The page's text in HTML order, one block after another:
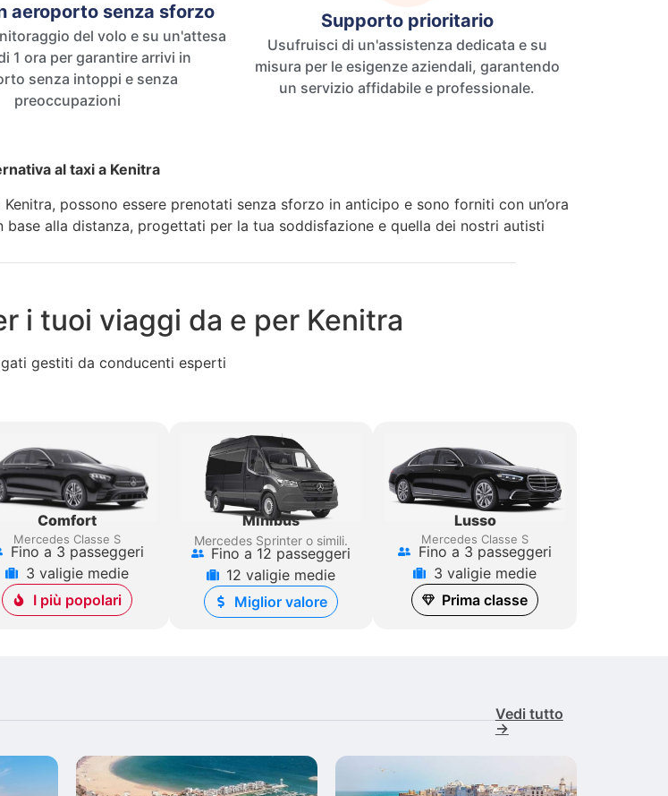
aeroporto senza sforzo
del volo e su un'attesa
1 ora per garantire arrivi in
senza intoppi e senza
preoccupazioni
Supporto prioritario
Usufruisci di un'assistenza dedicata e su
misura per le esigenze aziendali, garantendo
un servizio affidabile e professionale.
al taxi a Kenitra
possono essere prenotati senza sforzo in anticipo e sono forniti con un’ora
alla distanza, progettati per la tua soddisfazione e quella dei nostri autisti
i tuoi viaggi da e per Kenitra
gestiti da conducenti esperti
Comfort
Mercedes Classe S
Fino a 3 passeggeri
3 valigie medie
I più popolari
Minibus
Mercedes Sprinter o simili.
Fino a 12 passeggeri
12 valigie medie
Miglior valore
Lusso
Mercedes Classe S
Fino a 3 passeggeri
3 valigie medie
Prima classe
Vedi tutto
→